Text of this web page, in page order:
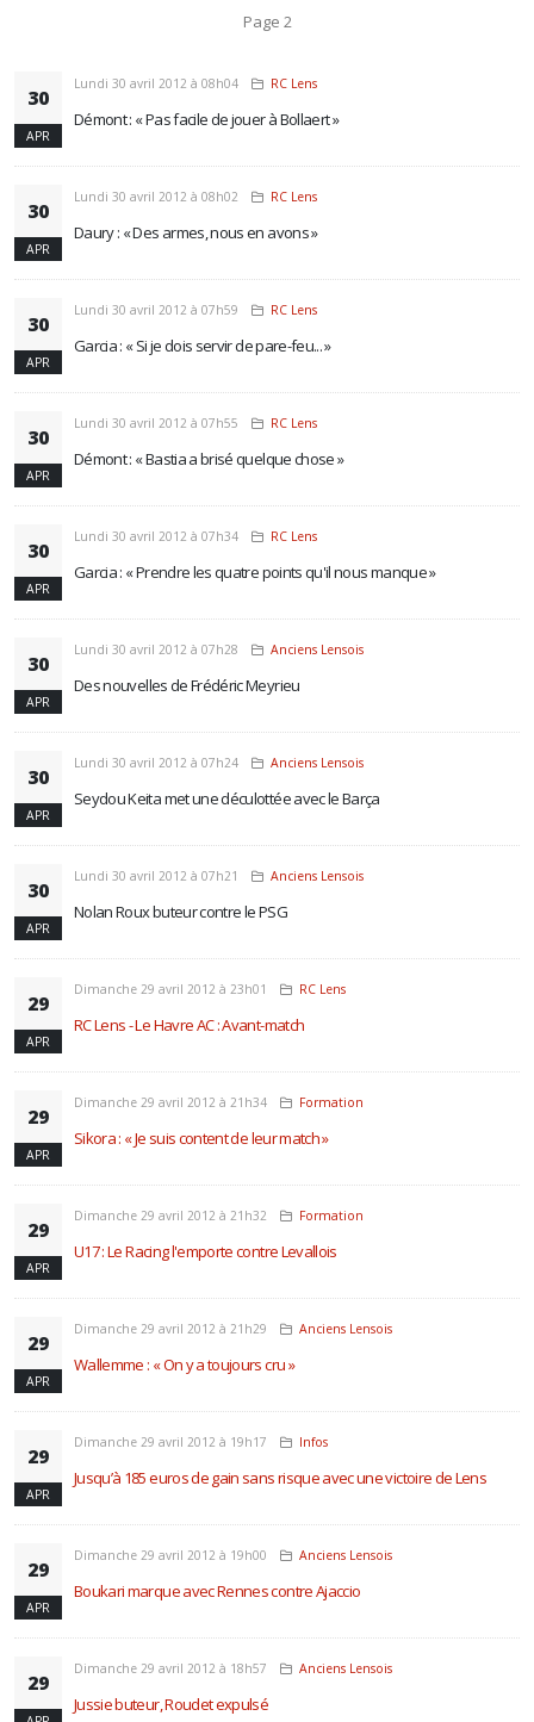
Page 2
30
APR
Lundi 30 avril 2012 à 08h04 RC Lens
Démont : « Pas facile de jouer à Bollaert »
30
APR
Lundi 30 avril 2012 à 08h02 RC Lens
Daury : « Des armes, nous en avons »
30
APR
Lundi 30 avril 2012 à 07h59 RC Lens
Garcia : « Si je dois servir de pare-feu... »
30
APR
Lundi 30 avril 2012 à 07h55 RC Lens
Démont : « Bastia a brisé quelque chose »
30
APR
Lundi 30 avril 2012 à 07h34 RC Lens
Garcia : « Prendre les quatre points qu'il nous manque »
30
APR
Lundi 30 avril 2012 à 07h28 Anciens Lensois
Des nouvelles de Frédéric Meyrieu
30
APR
Lundi 30 avril 2012 à 07h24 Anciens Lensois
Seydou Keita met une déculottée avec le Barça
30
APR
Lundi 30 avril 2012 à 07h21 Anciens Lensois
Nolan Roux buteur contre le PSG
29
APR
Dimanche 29 avril 2012 à 23h01 RC Lens
RC Lens - Le Havre AC : Avant-match
29
APR
Dimanche 29 avril 2012 à 21h34 Formation
Sikora : « Je suis content de leur match »
29
APR
Dimanche 29 avril 2012 à 21h32 Formation
U17 : Le Racing l'emporte contre Levallois
29
APR
Dimanche 29 avril 2012 à 21h29 Anciens Lensois
Wallemme : « On y a toujours cru »
29
APR
Dimanche 29 avril 2012 à 19h17 Infos
Jusqu’à 185 euros de gain sans risque avec une victoire de Lens
29
APR
Dimanche 29 avril 2012 à 19h00 Anciens Lensois
Boukari marque avec Rennes contre Ajaccio
29
Dimanche 29 avril 2012 à 18h57 Anciens Lensois
Jussie buteur, Roudet expulsé